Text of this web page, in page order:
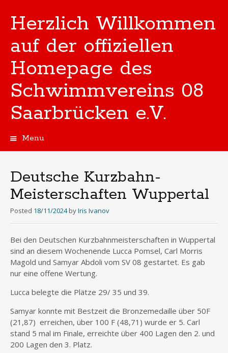
Herzlich Willkommen
auf der offiziellen
Homepage des
Schwimmvereins 08
Saarbrücken e.V.
Menu
Deutsche Kurzbahn-
Meisterschaften Wuppertal
Posted 18/11/2024 byIris Ivanov
Bei den Deutschen Kurzbahnmeisterschaften in Wuppertal
sind an diesem Wochenende Lucca Pomsel, Carl Morris
Magold und Samyar Abdoli vom SV 08 gestartet. Es gab
nur eine offene Wertung.
Lucca belegte die Plätze 29/ 35 und 39.
Samyar konnte mit Bestzeit die Bronzemedaille über 50F
(21,87) erreichen, über 100 F (48,71) wurde er 5. Carl
stand 5 mal im Finale, erreichte über 400 Lagen den 2. und
200 Lagen den 3. Platz.